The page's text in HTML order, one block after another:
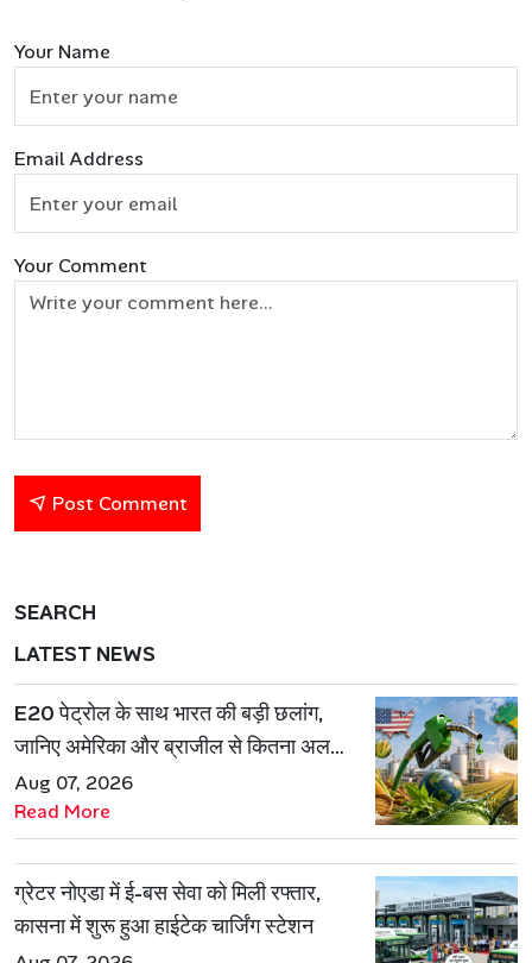
Your Name
Email Address
Your Comment
Post Comment
SEARCH
LATEST NEWS
E20 पेट्रोल के साथ भारत की बड़ी छलांग,
जानिए अमेरिका और ब्राजील से कितना अलग
है एथेनॉल मॉडल
Aug 07, 2026
Read More
ग्रेटर नोएडा में ई-बस सेवा को मिली रफ्तार,
कासना में शुरू हुआ हाईटेक चार्जिंग स्टेशन